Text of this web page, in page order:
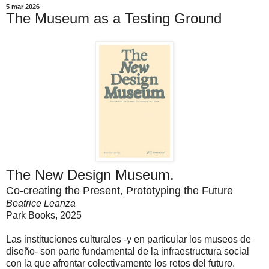
5 mar 2026
The Museum as a Testing Ground
The New Design Museum.
Co-creating the Present, Prototyping the Future
Beatrice Leanza
Park Books, 2025
Las instituciones culturales -y en particular los museos de
diseño- son parte fundamental de la infraestructura social
con la que afrontar colectivamente los retos del futuro.